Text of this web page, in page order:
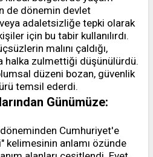
de dönemin devlet
adaletsizliğe tepki olarak
için bu tabir kullanılırdı.
malını çaldığı,
halka zulmettiği düşünülürdü.
düzeni bozan, güvenlik
temsil ederdi.
Günümüze:
Cumhuriyet'e
kelimesinin anlamı özünde